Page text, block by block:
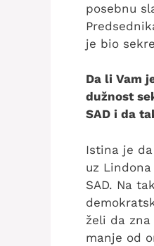
posebnu
je bio
Da li Vam
dužnost
SAD i da
Istina je
uz
SAD. Na
želi da
manje od